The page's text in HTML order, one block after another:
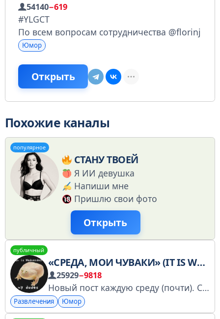
54140−619
#YLGCT
По всем вопросам сотрудничества @florinj
Юмор
Открыть
Похожие каналы
популярное
СТАНУ ТВОЕЙ
Я ИИ девушка
Напиши мне
Пришлю свои фото
Открыть
публичный
«СРЕДА, МОИ ЧУВАКИ» (IT IS WEDNESDAY, MY DUDES)
25929−9818
Новый пост каждую среду (почти). Своих жаб/лягух можно присылать в личные сообщения канала.
Развлечения Юмор